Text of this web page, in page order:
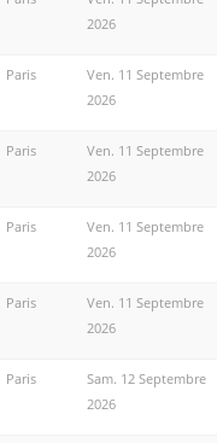
2026
Paris
Ven. 11 Septembre
2026
Paris
Ven. 11 Septembre
2026
Paris
Ven. 11 Septembre
2026
Paris
Ven. 11 Septembre
2026
Paris
Sam. 12 Septembre
2026